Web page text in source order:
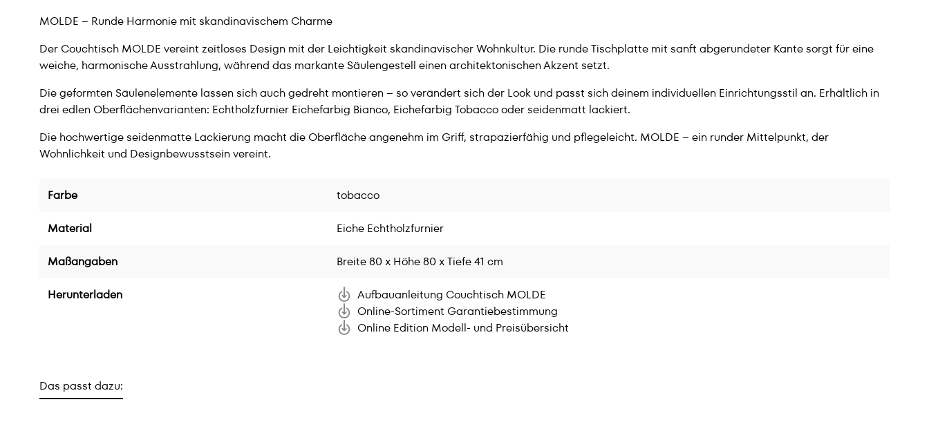
MOLDE – Runde Harmonie mit skandinavischem Charme
Der Couchtisch MOLDE vereint zeitloses Design mit der Leichtigkeit skandinavischer Wohnkultur. Die runde Tischplatte mit sanft abgerundeter Kante sorgt für eine
weiche, harmonische Ausstrahlung, während das markante Säulengestell einen architektonischen Akzent setzt.
Die geformten Säulenelemente lassen sich auch gedreht montieren – so verändert sich der Look und passt sich deinem individuellen Einrichtungsstil an. Erhältlich in
drei edlen Oberflächenvarianten: Echtholzfurnier Eichefarbig Bianco, Eichefarbig Tobacco oder seidenmatt lackiert.
Die hochwertige seidenmatte Lackierung macht die Oberfläche angenehm im Griff, strapazierfähig und pflegeleicht. MOLDE – ein runder Mittelpunkt, der
Wohnlichkeit und Designbewusstsein vereint.
Farbe tobacco
Material Eiche Echtholzfurnier
Maßangaben Breite 80 x Höhe 80 x Tiefe 41 cm
Herunterladen
Aufbauanleitung Couchtisch MOLDE
Online-Sortiment Garantiebestimmung
Online Edition Modell- und Preisübersicht
Das passt dazu: